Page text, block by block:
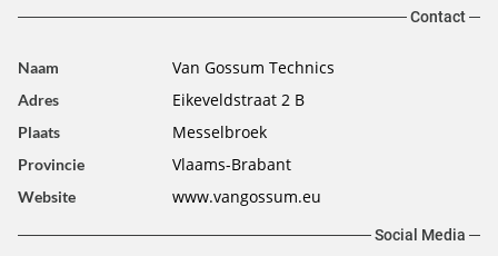
Contact
Naam Van Gossum Technics
Adres Eikeveldstraat 2 B
Plaats Messelbroek
Provincie Vlaams-Brabant
Website www.vangossum.eu
Social Media